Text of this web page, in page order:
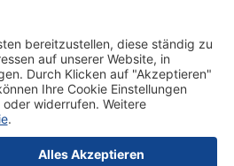
fertigen Fotoprodukts ist die
Mission der Fotografin erfüllt.